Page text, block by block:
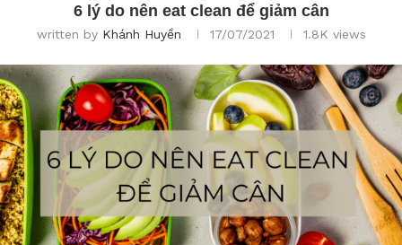
6 lý do nên eat clean để giảm cân
written by Khánh Huyền 17/07/2021 1.8K views